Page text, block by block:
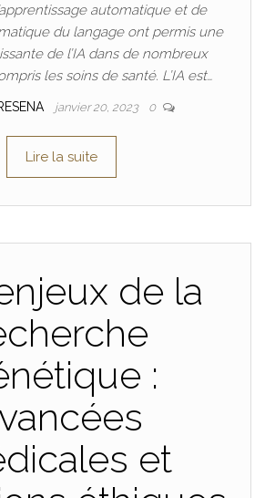
automatique et de
du langage ont permis une
de l’IA dans de nombreux
les soins de santé. L’IA est…
janvier 20, 2023 0
Lire la suite
de la
:
et